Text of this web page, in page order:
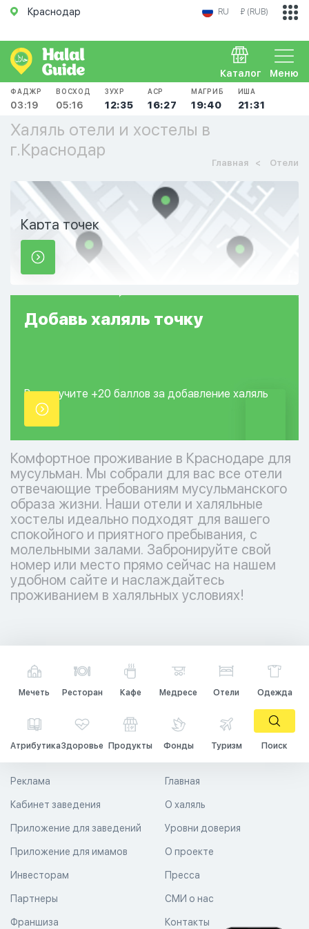
Краснодар RU ₽ (RUB)
Меню
Каталог
ФАДЖР
03:19
ВОСХОД
05:16
ЗУХР
12:35
АСР
16:27
МАГРИБ
19:40
ИША
21:31
Халяль отели и хостелы в
г.Краснодар
Главная Отели
Карта точек
Добавь халяль точку
Вы получите +20 баллов за добавление халяль
точки.
Комфортное проживание в Краснодаре для
мусульман. Мы собрали для вас все отели
отвечающие требованиям мусульманского
образа жизни. Наши отели и халяльные
хостелы идеально подходят для вашего
спокойного и приятного пребывания, с
молельными залами. Забронируйте свой
номер или место прямо сейчас на нашем
удобном сайте и наслаждайтесь
проживанием в халяльных условиях!
Мечеть Ресторан Кафе Медресе Отели Одежда
АтрибутикаЗдоровье Продукты Фонды Туризм Поиск
Главная
О халяль
Уровни доверия
Реклама
Кабинет заведения
Приложение для заведений
Приложение для имамов О проекте
Пресса
СМИ о нас
Контакты
Инвесторам
Партнеры
Франшиза